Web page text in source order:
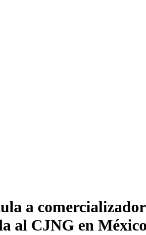
a
al CJNG en México